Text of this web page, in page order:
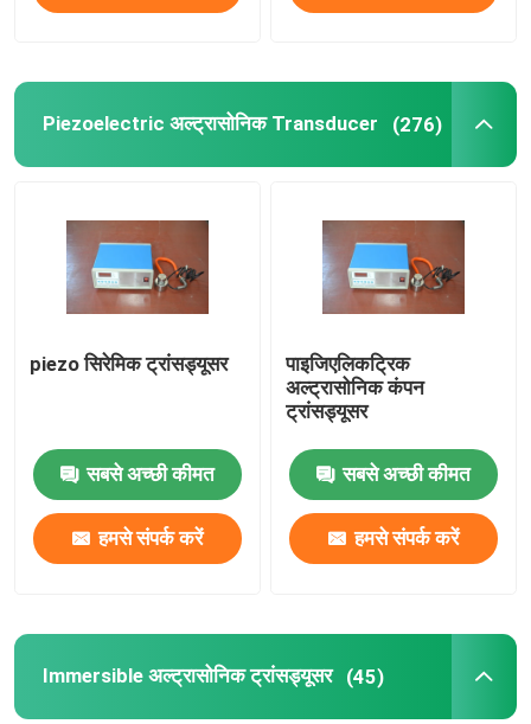
Piezoelectric अल्ट्रासोनिक Transducer (276)
piezo सिरेमिक ट्रांसड्यूसर
सबसे अच्छी कीमत
हमसे संपर्क करें
पाइजिएलिकट्रिक
अल्ट्रासोनिक कंपन
ट्रांसड्यूसर
सबसे अच्छी कीमत
हमसे संपर्क करें
Immersible अल्ट्रासोनिक ट्रांसड्यूसर (45)